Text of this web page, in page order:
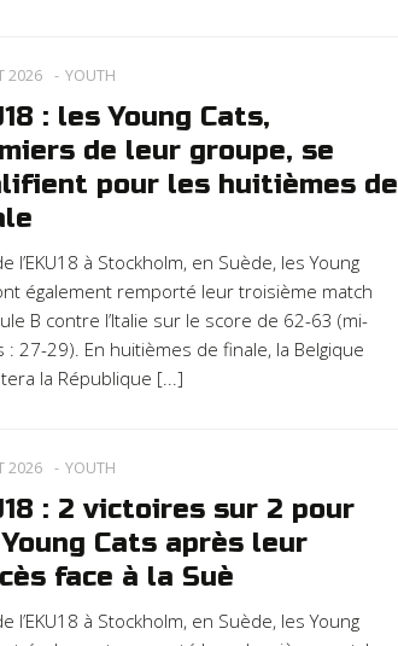
2026 YOUTH
: les Young Cats,
de leur groupe, se
pour les huitièmes de
l’EKU18 à Stockholm, en Suède, les Young
également remporté leur troisième match
B contre l’Italie sur le score de 62-63 (mi-
: 27-29). En huitièmes de finale, la Belgique
la République [...]
2026 YOUTH
: 2 victoires sur 2 pour
Cats après leur
face à la Suè
l’EKU18 à Stockholm, en Suède, les Young